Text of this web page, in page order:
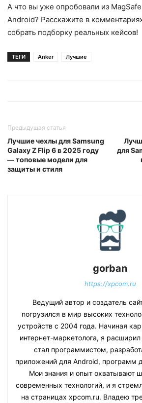
А что вы уже опробовали из
Android? Расскажите в
собрать подборку реальных кейсов!
ТЕГИ Anker Лучшие
Предыдущая статья
Лучшие чехлы для Samsung
Galaxy Z Flip 6 в 2025 году
— топовые модели для
защиты и стиля
для
gorban
https://xpcom.ru
Ведущий автор и создатель
погрузился в мир высоких
устройств с 2004 года. Начиная
интернет-маркетолога, я
стал программистом,
приложений для Android, программ
Мои знания и опыт охватывают
современных технологий, и я
на страницах xpcom.ru. Владею